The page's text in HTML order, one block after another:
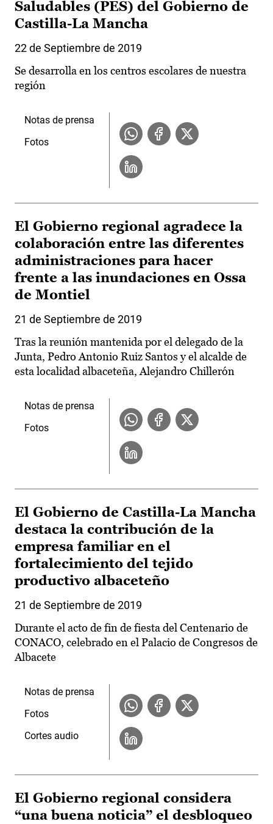
Saludables (PES) del Gobierno de
Castilla-La Mancha
22 de Septiembre de 2019
Se desarrolla en los centros escolares de nuestra
región
Notas de prensa
Fotos
El Gobierno regional agradece la
colaboración entre las diferentes
administraciones para hacer
frente a las inundaciones en Ossa
de Montiel
21 de Septiembre de 2019
Tras la reunión mantenida por el delegado de la
Junta, Pedro Antonio Ruiz Santos y el alcalde de
esta localidad albaceteña, Alejandro Chillerón
Notas de prensa
Fotos
El Gobierno de Castilla-La Mancha
destaca la contribución de la
empresa familiar en el
fortalecimiento del tejido
productivo albaceteño
21 de Septiembre de 2019
Durante el acto de fin de fiesta del Centenario de
CONACO, celebrado en el Palacio de Congresos de
Albacete
Notas de prensa
Fotos
Cortes audio
El Gobierno regional considera
“una buena noticia” el desbloqueo